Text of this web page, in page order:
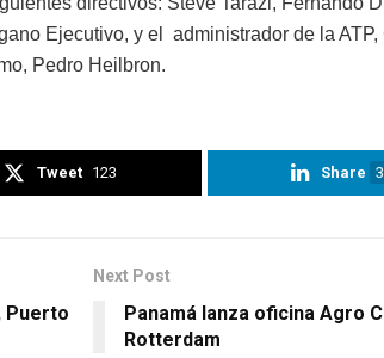
Ejecutivo, y el administrador de la ATP,
Pedro Heilbron.
Tweet 123 Share
Puerto
Next Post
Panamá lanza oficina Agro
Rotterdam